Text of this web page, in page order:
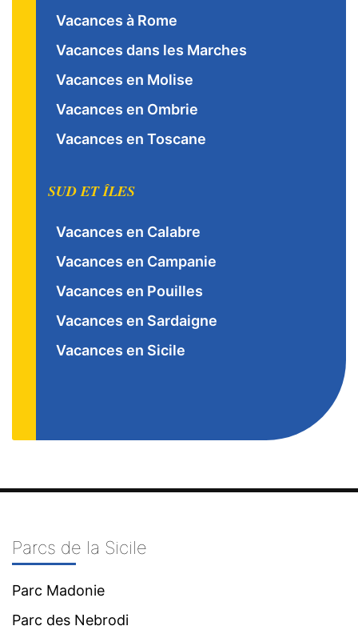
Vacances à Rome
Vacances dans les Marches
Vacances en Molise
Vacances en Ombrie
Vacances en Toscane
SUD ET ÎLES
Vacances en Calabre
Vacances en Campanie
Vacances en Pouilles
Vacances en Sardaigne
Vacances en Sicile
Parcs de la Sicile
Parc Madonie
Parc des Nebrodi